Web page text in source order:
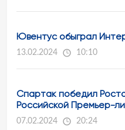
Ювентус обыграл
13.02.2024 10:10
Спартак победил
Российской Премьер-
07.02.2024 20:24